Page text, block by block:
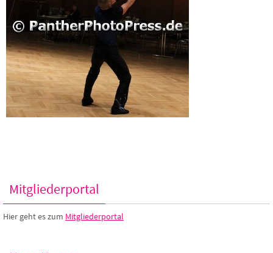
Mitgliederportal
Hier geht es zum Mitgliederportal